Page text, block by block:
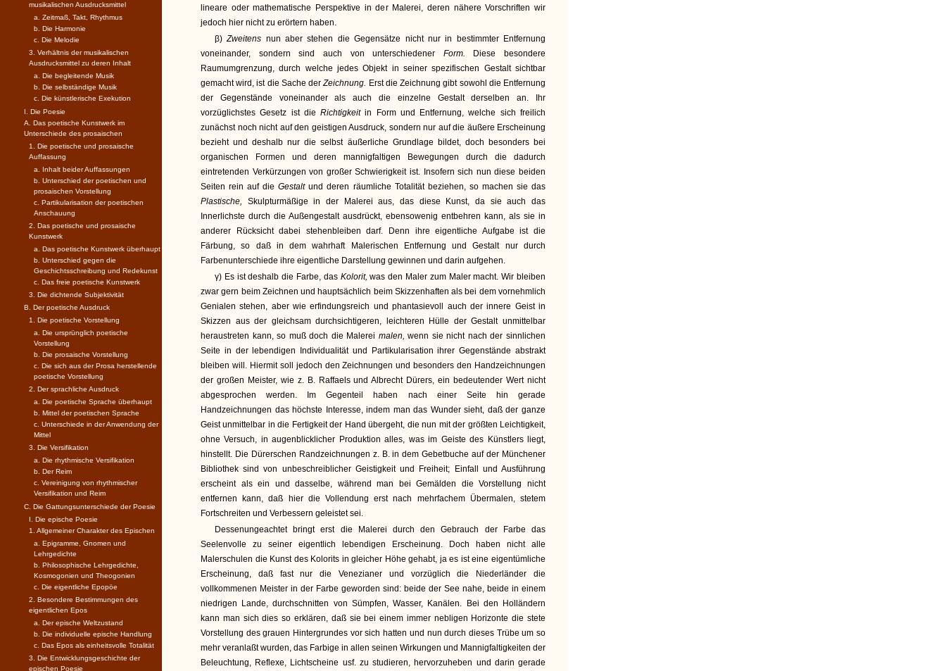
lineare oder mathematische Perspektive in der Malerei, deren nähere Vorschriften wir
jedoch hier nicht zu erörtern haben.
β)Zweitens nun aber stehen die Gegensätze nicht nur in bestimmter Entfernung
voneinander, sondern sind auch von unterschiedener Form.
Diese besondere
Raumumgrenzung, durch welche jedes Objekt in seiner spezifischen Gestalt sichtbar
gemacht wird, ist die Sache derZeichnung. Erst die Zeichnung gibt sowohl die Entfernung
der Gegenstände voneinander als auch die einzelne Gestalt derselben an. Ihr
vorzüglichstes Gesetz ist dieRichtigkeitin Form und Entfernung, welche sich freilich
zunächst noch nicht auf den geistigen Ausdruck, sondern nur auf die äußere Erscheinung
bezieht und deshalb nur die selbst äußerliche Grundlage bildet, doch besonders bei
organischen Formen und deren mannigfaltigen Bewegungen durch die dadurch
eintretenden Verkürzungen von großer Schwierigkeit ist. Insofern sich nun diese beiden
Seiten rein auf dieGestaltund deren räumliche Totalität beziehen, so machen sie das
Plastische, Skulpturmäßige in der Malerei aus, das diese Kunst, da sie auch das
Innerlichste durch die Außengestalt ausdrückt, ebensowenig entbehren kann, als sie in
anderer Rücksicht dabei stehenbleiben darf. Denn ihre eigentliche Aufgabe ist die
Färbung, so daß in dem wahrhaft Malerischen Entfernung und Gestalt nur durch
Farbenunterschiede ihre eigentliche Darstellung gewinnen und darin aufgehen.
γ) Es ist deshalb die Farbe, das Kolorit,was den Maler zum Maler macht. Wir bleiben
zwar gern beim Zeichnen und hauptsächlich beim Skizzenhaften als bei dem vornehmlich
Genialen stehen, aber wie erfindungsreich und phantasievoll auch der innere Geist in
Skizzen aus der gleichsam durchsichtigeren, leichteren Hülle der Gestalt unmittelbar
heraustreten kann, so muß doch die Malerei malen,wenn sie nicht nach der sinnlichen
Seite in der lebendigen Individualität und Partikularisation ihrer Gegenstände abstrakt
bleiben will. Hiermit soll jedoch den Zeichnungen und besonders den Handzeichnungen
der großen Meister, wie z. B. Raffaels und Albrecht Dürers, ein bedeutender Wert nicht
abgesprochen werden. Im Gegenteil haben nach einer Seite hin gerade
Handzeichnungen das höchste Interesse, indem man das Wunder sieht, daß der ganze
Geist unmittelbar in die Fertigkeit der Hand übergeht, die nun mit der größten Leichtigkeit,
ohne Versuch, in augenblicklicher Produktion alles, was im Geiste des Künstlers liegt,
hinstellt. Die Dürerschen Randzeichnungen z. B. in dem Gebetbuche auf der Münchener
Bibliothek sind von unbeschreiblicher Geistigkeit und Freiheit; Einfall und Ausführung
erscheint als ein und dasselbe, während man bei Gemälden die Vorstellung nicht
entfernen kann, daß hier die Vollendung erst nach mehrfachem Übermalen, stetem
Fortschreiten und Verbessern geleistet sei.
Dessenungeachtet bringt erst die Malerei durch den Gebrauch der Farbe das
Seelenvolle zu seiner eigentlich lebendigen Erscheinung. Doch haben nicht alle
Malerschulen die Kunst des Kolorits in gleicher Höhe gehabt, ja es ist eine eigentümliche
Erscheinung, daß fast nur die Venezianer und vorzüglich die Niederländer die
vollkommenen Meister in der Farbe geworden sind: beide der See nahe, beide in einem
niedrigen Lande, durchschnitten von Sümpfen, Wasser, Kanälen. Bei den Holländern
kann man sich dies so erklären, daß sie bei einem immer nebligen Horizonte die stete
Vorstellung des grauen Hintergrundes vor sich hatten und nun durch dieses Trübe um so
mehr veranlaßt wurden, das Farbige in allen seinen Wirkungen und Mannigfaltigkeiten der
Beleuchtung, Reflexe, Lichtscheine usf. zu studieren, hervorzuheben und darin gerade
musikalischen Ausdrucksmittel
a. Zeitmaß, Takt, Rhythmus
b. Die Harmonie
c. Die Melodie
3. Verhältnis der musikalischen
Ausdrucksmittel zu deren Inhalt
a. Die begleitende Musik
b. Die selbständige Musik
c. Die künstlerische Exekution
I. Die Poesie
A. Das poetische Kunstwerk im
Unterschiede des prosaischen
1. Die poetische und prosaische
Auffassung
a. Inhalt beider Auffassungen
b. Unterschied der poetischen und
prosaischen Vorstellung
c. Partikularisation der poetischen
Anschauung
2. Das poetische und prosaische
Kunstwerk
a. Das poetische Kunstwerk überhaupt
b. Unterschied gegen die
Geschichtsschreibung und Redekunst
c. Das freie poetische Kunstwerk
3. Die dichtende Subjektivität
B. Der poetische Ausdruck
1. Die poetische Vorstellung
a. Die ursprünglich poetische
Vorstellung
b. Die prosaische Vorstellung
c. Die sich aus der Prosa herstellende
poetische Vorstellung
2. Der sprachliche Ausdruck
a. Die poetische Sprache überhaupt
b. Mittel der poetischen Sprache
c. Unterschiede in der Anwendung der
Mittel
3. Die Versifikation
a. Die rhythmische Versifikation
b. Der Reim
c. Vereinigung von rhythmischer
Versifikation und Reim
C. Die Gattungsunterschiede der Poesie
I. Die epische Poesie
1. Allgemeiner Charakter des Epischen
a. Epigramme, Gnomen und
Lehrgedichte
b. Philosophische Lehrgedichte,
Kosmogonien und Theogonien
c. Die eigentliche Epopöe
2. Besondere Bestimmungen des
eigentlichen Epos
a. Der epische Weltzustand
b. Die individuelle epische Handlung
c. Das Epos als einheitsvolle Totalität
3. Die Entwicklungsgeschichte der
epischen Poesie